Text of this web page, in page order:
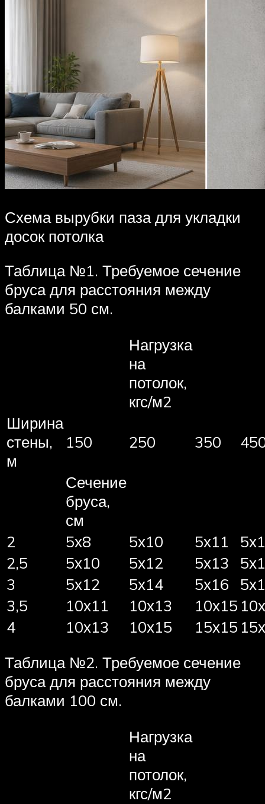
Схема вырубки паза для укладки
досок потолка
Таблица №1. Требуемое сечение
бруса для расстояния между
балками 50 см.
Нагрузка
на
потолок,
кгс/м2
Ширина
стены,
м
150 250 350
Сечение
бруса,
см
2
5х8 5х10 5х11
2,5
5х10 5х12 5х13
3
5х12 5х14 5х16
3,5
10х11 10х13 10х15
4
10х13 10х15 15х15
Таблица №2. Требуемое сечение
бруса для расстояния между
балками 100 см.
Нагрузка
на
потолок,
кгс/м2